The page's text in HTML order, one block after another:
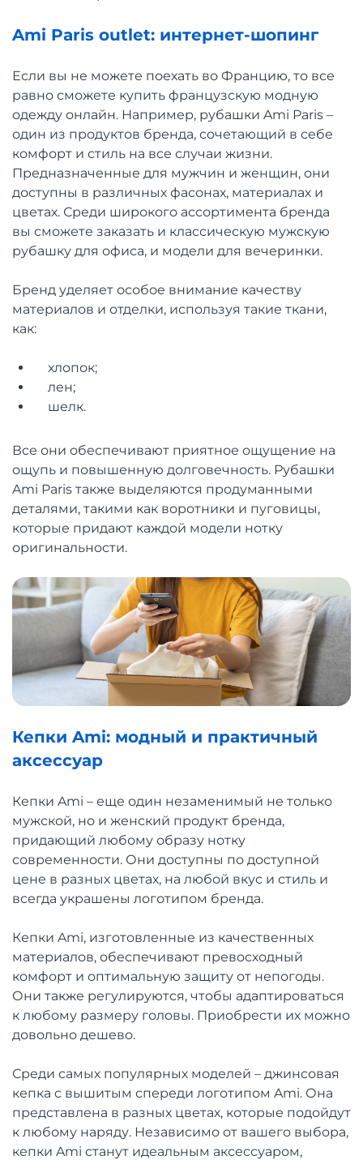
Ami Paris outlet: интернет-шопинг
Если вы не можете поехать во Францию, то все
равно сможете купить французскую модную
одежду онлайн. Например, рубашки Ami Paris –
один из продуктов бренда, сочетающий в себе
комфорт и стиль на все случаи жизни.
Предназначенные для мужчин и женщин, они
доступны в различных фасонах, материалах и
цветах. Среди широкого ассортимента бренда
вы сможете заказать и классическую мужскую
рубашку для офиса, и модели для вечеринки.
Бренд уделяет особое внимание качеству
материалов и отделки, используя такие ткани,
как:
хлопок;
лен;
шелк.
Все они обеспечивают приятное ощущение на
ощупь и повышенную долговечность. Рубашки
Ami Paris также выделяются продуманными
деталями, такими как воротники и пуговицы,
которые придают каждой модели нотку
оригинальности.
Кепки Ami: модный и практичный
аксессуар
Кепки Ami – еще один незаменимый не только
мужской, но и женский продукт бренда,
придающий любому образу нотку
современности. Они доступны по доступной
цене в разных цветах, на любой вкус и стиль и
всегда украшены логотипом бренда.
Кепки Ami, изготовленные из качественных
материалов, обеспечивают превосходный
комфорт и оптимальную защиту от непогоды.
Они также регулируются, чтобы адаптироваться
к любому размеру головы. Приобрести их можно
довольно дешево.
Среди самых популярных моделей – джинсовая
кепка с вышитым спереди логотипом Ami. Она
представлена в разных цветах, которые подойдут
к любому наряду. Независимо от вашего выбора,
кепки Ami станут идеальным аксессуаром,